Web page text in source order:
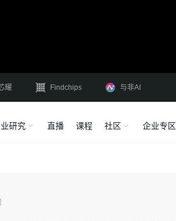
耀 Findchips 与非AI
研究 直播 课程 社区 企业专区